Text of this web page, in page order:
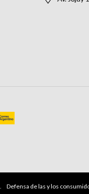
Defensa de las y los